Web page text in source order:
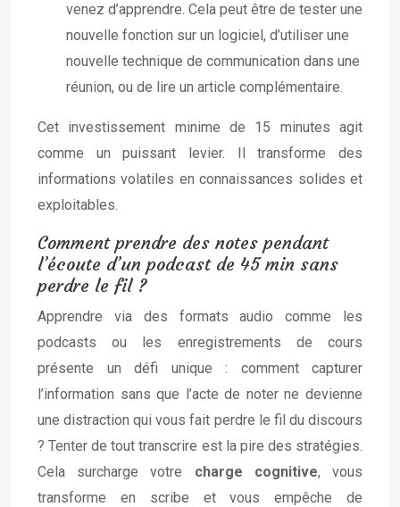
venez d’apprendre. Cela peut être de tester une
nouvelle fonction sur un logiciel, d’utiliser une
nouvelle technique de communication dans une
réunion, ou de lire un article complémentaire.
Cet investissement minime de 15 minutes agit
comme un puissant levier. Il transforme des
informations volatiles en connaissances solides et
exploitables.
Comment prendre des notes pendant
l’écoute d’un podcast de 45 min sans
perdre le fil ?
Apprendre via des formats audio comme les
podcasts ou les enregistrements de cours
présente un défi unique : comment capturer
l’information sans que l’acte de noter ne devienne
une distraction qui vous fait perdre le fil du discours
? Tenter de tout transcrire est la pire des stratégies.
Cela surcharge votre charge cognitive, vous
transforme en scribe et vous empêche de